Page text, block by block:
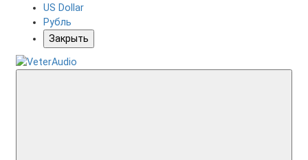
US Dollar
Рубль
Закрыть